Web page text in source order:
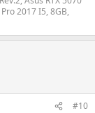
2017 I5, 8GB,
#10